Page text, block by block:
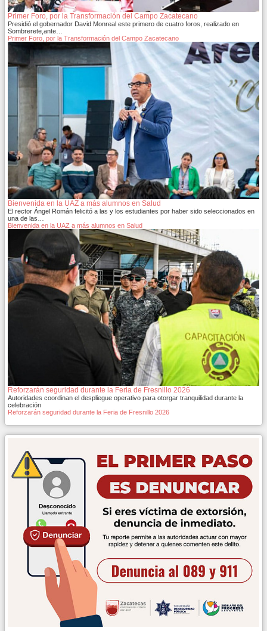
Primer Foro, por la Transformación del Campo Zacatecano
Presidió el gobernador David Monreal este primero de cuatro foros, realizado en
Sombrerete,ante…
Primer Foro, por la Transformación del Campo Zacatecano
Bienvenida en la UAZ a más alumnos en Salud
El rector Ángel Román felicitó a las y los estudiantes por haber sido seleccionados en
una de las…
Bienvenida en la UAZ a más alumnos en Salud
Reforzarán seguridad durante la Feria de Fresnillo 2026
Autoridades coordinan el despliegue operativo para otorgar tranquilidad durante la
celebración
Reforzarán seguridad durante la Feria de Fresnillo 2026